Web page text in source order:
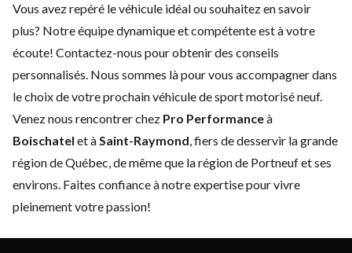
Vous avez repéré le véhicule idéal ou souhaitez en savoir
plus? Notre équipe dynamique et compétente est à votre
écoute! Contactez-nous pour obtenir des conseils
personnalisés. Nous sommes là pour vous accompagner dans
le choix de votre prochain véhicule de sport motorisé neuf.
Venez nous rencontrer chez Pro Performanceà
Boischatel et àSaint-Raymond, fiers de desservir la grande
région de Québec, de même que la région de Portneuf et ses
environs. Faites confiance à notre expertise pour vivre
pleinement votre passion!